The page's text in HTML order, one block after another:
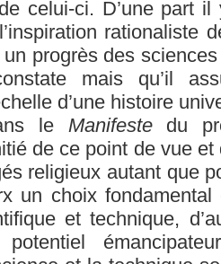
celui-ci. D’une part
rationaliste
progrès des
mais qu’il
d’une histoire
le Manifestedu
de ce point de vue
religieux autant que
un choix
et technique,
potentiel